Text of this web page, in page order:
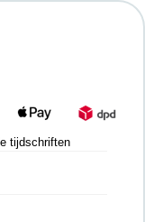
tijdschriften